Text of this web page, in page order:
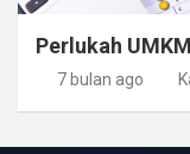
Perlukah
7 bulan ago